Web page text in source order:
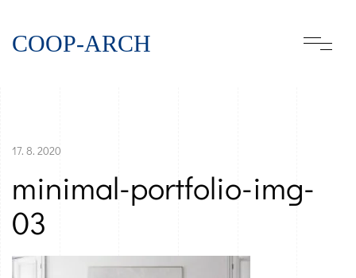
COOP-ARCH
17. 8. 2020
minimal-portfolio-img-
03